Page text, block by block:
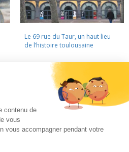
Le 69 rue du Taur, un haut lieu
de l’histoire toulousaine
· LETTRE D'INFORMATION ·
MENTIONS LÉGALES